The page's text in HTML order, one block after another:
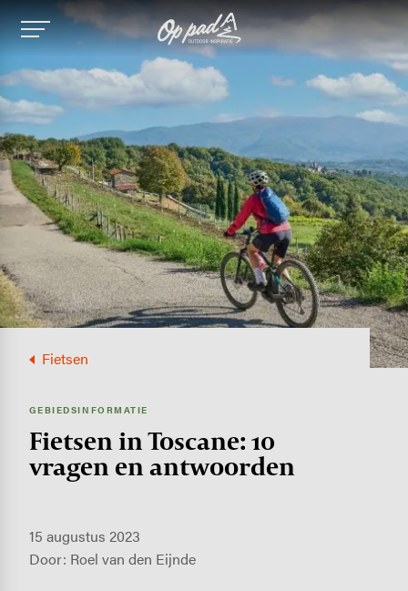
Image
Fietsen
GEBIEDSINFORMATIE
Fietsen in Toscane: 10
vragen en antwoorden
15 augustus 2023
Door: Roel van den Eijnde